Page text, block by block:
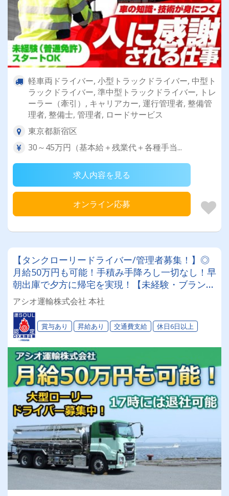
軽車両ドライバー, 小型トラックドライバー, 中型ト
ラックドライバー, 準中型トラックドライバー, トレ
ーラー（牽引）, キャリアカー, 運行管理者, 整備管
理者, 整備士, 管理者, ロードサービス
東京都新宿区
30～45万円（基本給＋残業代＋各種手当...
求人内容を見る
オンライン応募
【タンクローリードライバー/管理者募集！】◎
月給50万円も可能！手積み手降ろし一切なし！早
朝出庫で夕方に帰宅を実現！【未経験・ブランク
歓迎/ 危険物乙4不要！※トレーラーは除く】
アシオ運輸株式会社 本社
賞与あり 昇給あり 交通費支給 休日6日以上